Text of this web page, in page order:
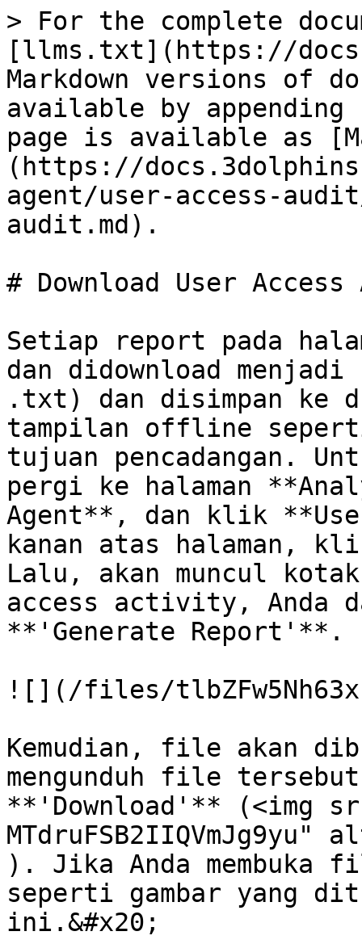
> For the complete
[llms.txt](https://
Markdown versions of
available by
page is available as
(https://
agent/user-access-
audit.md).
# Download User
Setiap report pada
dan didownload
.txt) dan disimpan ke
tampilan offline
tujuan pencadangan.
pergi ke halaman
Agent**, dan klik
kanan atas halaman,
Lalu, akan muncul
access activity, Anda
**'Generate Report'**.
![](/files/
Kemudian, file akan
mengunduh file
**'Download'** (<img
). Jika Anda membuka
seperti gambar yang
ini.&#x20;